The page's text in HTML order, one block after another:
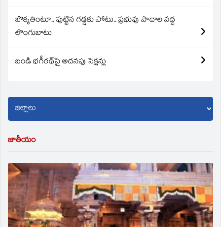
బొక్కతింటూ.. పుట్టిన గడ్డకు పోటు.. ప్రభువు పాదాల వద్ద
లొంగుబాటు
బండి భగీరథ్‌పై అదనపు సెక్షన్లు
జాతీయం